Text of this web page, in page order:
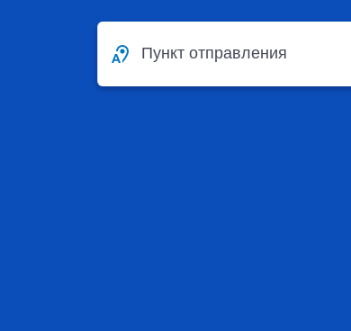
Пункт отправления